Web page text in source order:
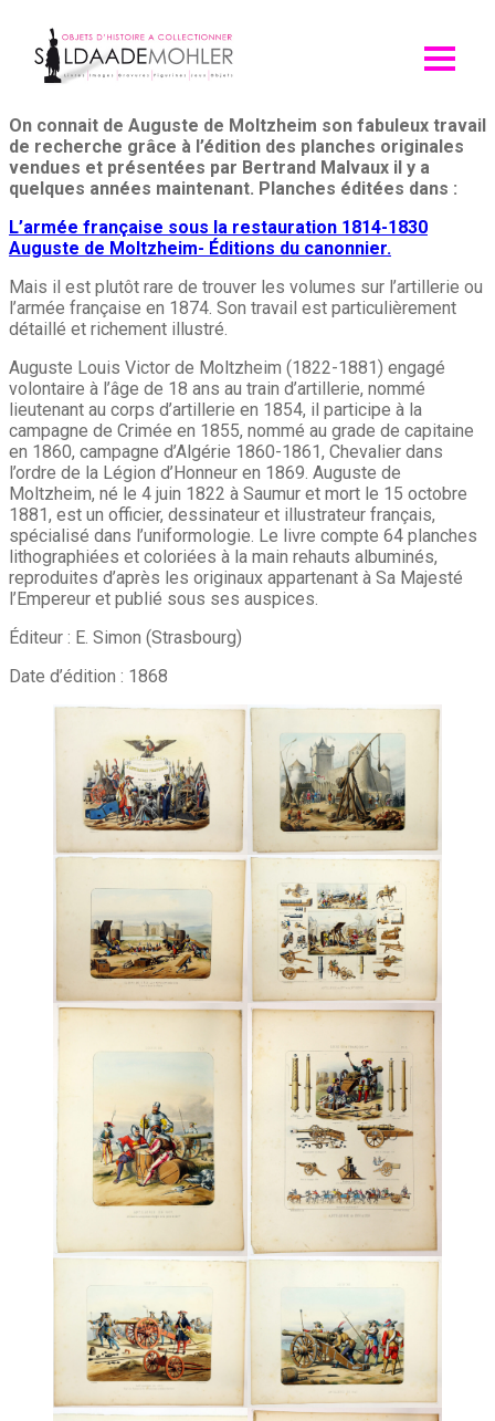
content
On connait de Auguste de Moltzheim son fabuleux travail
de recherche grâce à l’édition des planches originales
vendues et présentées par Bertrand Malvaux il y a
quelques années maintenant. Planches éditées dans :
L’armée française sous la restauration 1814-1830
Auguste de Moltzheim- Éditions du canonnier.
Mais il est plutôt rare de trouver les volumes sur l’artillerie ou
l’armée française en 1874. Son travail est particulièrement
détaillé et richement illustré.
Auguste Louis Victor de Moltzheim (1822-1881) engagé
volontaire à l’âge de 18 ans au train d’artillerie, nommé
lieutenant au corps d’artillerie en 1854, il participe à la
campagne de Crimée en 1855, nommé au grade de capitaine
en 1860, campagne d’Algérie 1860-1861, Chevalier dans
l’ordre de la Légion d’Honneur en 1869. Auguste de
Moltzheim, né le 4 juin 1822 à Saumur et mort le 15 octobre
1881, est un officier, dessinateur et illustrateur français,
spécialisé dans l’uniformologie. Le livre compte 64 planches
lithographiées et coloriées à la main rehauts albuminés,
reproduites d’après les originaux appartenant à Sa Majesté
l’Empereur et publié sous ses auspices.
Éditeur : E. Simon (Strasbourg)
Date d’édition : 1868